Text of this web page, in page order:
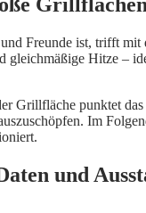
Freunde ist, trifft
Hitze –
punktet
Im
und